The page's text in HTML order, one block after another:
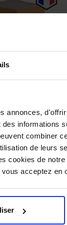
annonces,
informations
combiner
de leurs
cookies de
acceptez en
DEGRESSIF
filés
79,90 €